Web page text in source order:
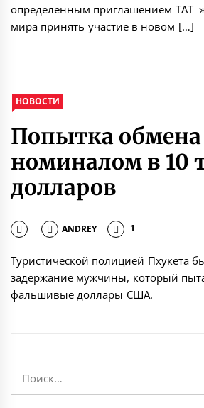
определенным приглашением ТАТ
мира принять участие в новом […]
НОВОСТИ
Попытка
номиналом в 10
долларов
ANDREY 1
Туристической полицией Пхукета
задержание мужчины, который
фальшивые доллары США.